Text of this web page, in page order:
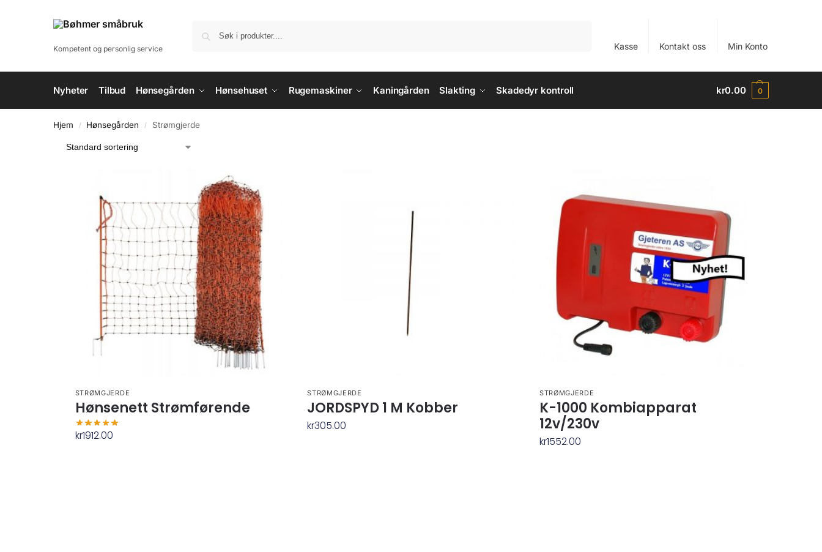
Kompetent og personlig service Kasse Kontakt oss Min Konto
Nyheter Tilbud Hønsegården Hønsehuset Rugemaskiner Kaningården Slakting Skadedyr kontroll kr0.00 0
Hjem / Hønsegården / Strømgjerde
STRØMGJERDE
Hønsenett Strømførende
kr1912.00
STRØMGJERDE
JORDSPYD 1 M Kobber
kr305.00
STRØMGJERDE
K-1000 Kombiapparat
12v/230v
kr1552.00